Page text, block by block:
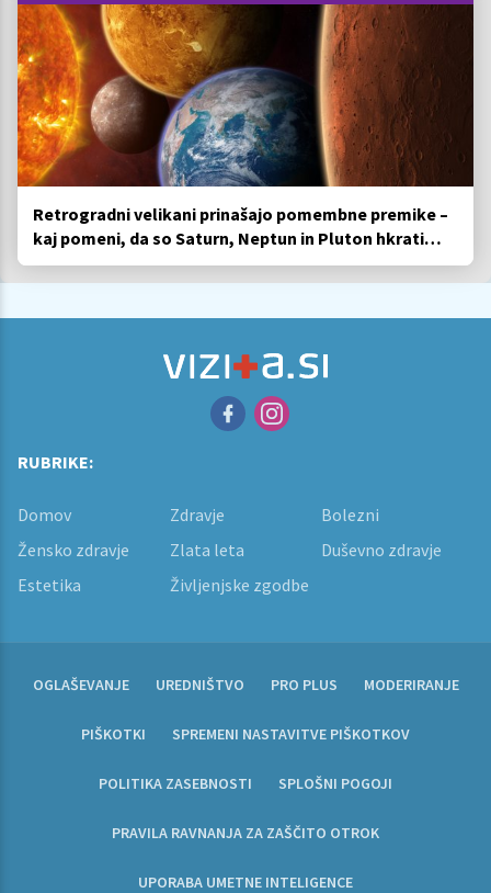
Retrogradni velikani prinašajo pomembne premike –
kaj pomeni, da so Saturn, Neptun in Pluton hkrati
retrogradni?
RUBRIKE:
Domov Zdravje
Bolezni
Žensko zdravje
Zlata leta
Duševno zdravje
Estetika
Življenjske zgodbe
OGLAŠEVANJE UREDNIŠTVO PRO PLUS MODERIRANJE
PIŠKOTKI SPREMENI NASTAVITVE PIŠKOTKOV
POLITIKA ZASEBNOSTI SPLOŠNI POGOJI
PRAVILA RAVNANJA ZA ZAŠČITO OTROK
UPORABA UMETNE INTELIGENCE